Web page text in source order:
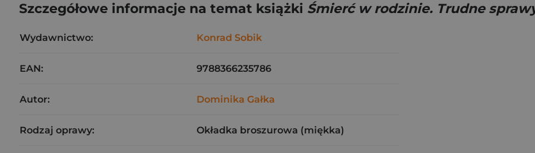
Szczegółowe informacje na temat książki Śmierć w rodzinie. Trudne
Wydawnictwo: Konrad Sobik
EAN: 9788366235786
Autor: Dominika Gałka
Rodzaj oprawy: Okładka broszurowa (miękka)